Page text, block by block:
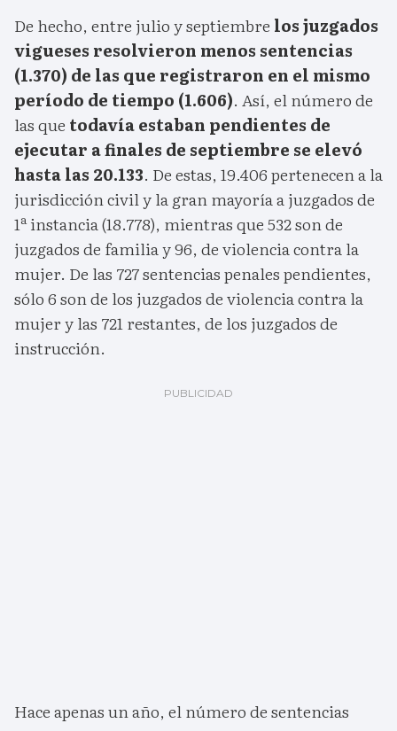
De hecho, entre julio y septiembre los juzgados
vigueses resolvieron menos sentencias
(1.370) de las que registraron en el mismo
período de tiempo (1.606). Así, el número de
las que todavía estaban pendientes de
ejecutar a finales de septiembre se elevó
hasta las 20.133. De estas, 19.406 pertenecen a la
jurisdicción civil y la gran mayoría a juzgados de
1ª instancia (18.778), mientras que 532 son de
juzgados de familia y 96, de violencia contra la
mujer. De las 727 sentencias penales pendientes,
sólo 6 son de los juzgados de violencia contra la
mujer y las 721 restantes, de los juzgados de
instrucción.
Hace apenas un año, el número de sentencias